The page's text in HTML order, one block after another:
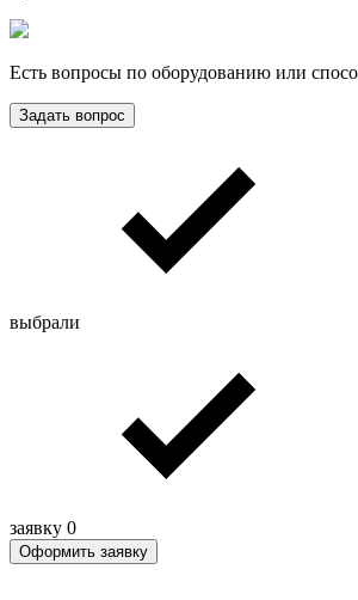
Есть вопросы по оборудованию или
Задать вопрос
выбрали
заявку 0
Оформить заявку